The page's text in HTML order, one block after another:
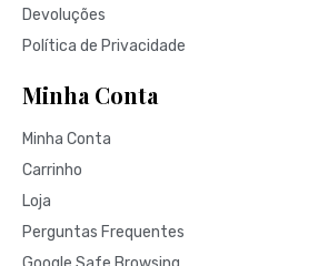
Devoluções
Política de Privacidade
Minha Conta
Minha Conta
Carrinho
Loja
Perguntas Frequentes